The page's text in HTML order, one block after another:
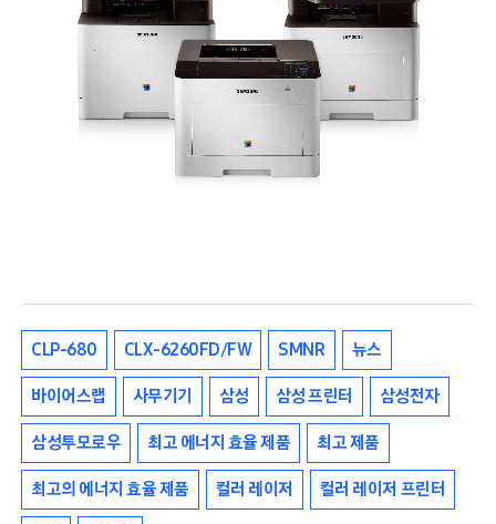
CLP-680 CLX-6260FD/FW SMNR 뉴스
바이어스랩 사무기기 삼성 삼성 프린터 삼성전자
삼성투모로우 최고 에너지 효율 제품 최고 제품
최고의 에너지 효율 제품 컬러 레이저 컬러 레이저 프린터